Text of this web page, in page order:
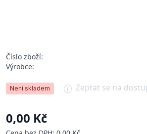
Číslo zboží:
Výrobce:
Není skladem Zeptat se na
0,00 Kč